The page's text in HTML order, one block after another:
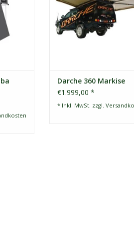
ZUM WARENKORB
Darche 360 Markise
€1.999,00 *
* Inkl. MwSt. zzgl.